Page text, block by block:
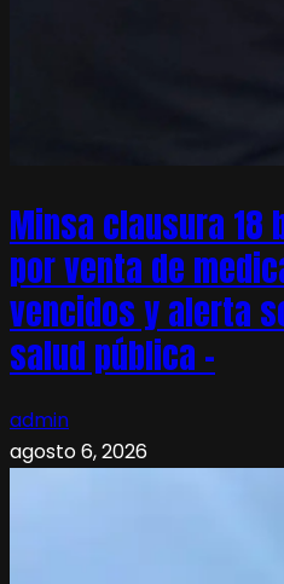
Minsa clausura 18
por venta de
vencidos y alerta
salud pública –
admin
agosto 6, 2026